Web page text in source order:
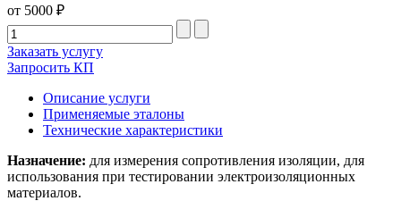
от 5000 ₽
Заказать услугу
Запросить КП
Описание услуги
Применяемые эталоны
Технические характеристики
Назначение: для измерения сопротивления изоляции, для
использования при тестировании электроизоляционных
материалов.